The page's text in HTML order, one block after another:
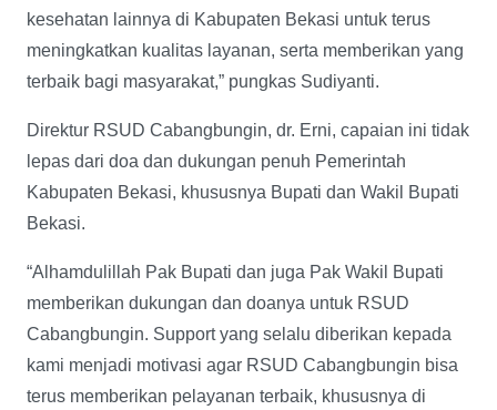
kesehatan lainnya di Kabupaten Bekasi untuk terus
meningkatkan kualitas layanan, serta memberikan yang
terbaik bagi masyarakat,” pungkas Sudiyanti.
Direktur RSUD Cabangbungin, dr. Erni, capaian ini tidak
lepas dari doa dan dukungan penuh Pemerintah
Kabupaten Bekasi, khususnya Bupati dan Wakil Bupati
Bekasi.
“Alhamdulillah Pak Bupati dan juga Pak Wakil Bupati
memberikan dukungan dan doanya untuk RSUD
Cabangbungin. Support yang selalu diberikan kepada
kami menjadi motivasi agar RSUD Cabangbungin bisa
terus memberikan pelayanan terbaik, khususnya di